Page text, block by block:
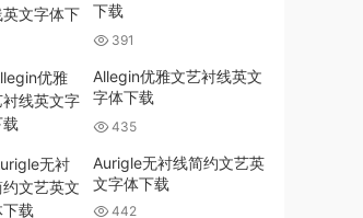
下载
391
Allegin优雅文艺衬线英文
字体下载
435
Aurigle无衬线简约文艺英
文字体下载
442